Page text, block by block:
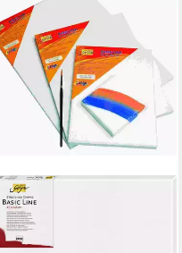
KREUL
Leinwand Kreul Keilrahmen
Solo Goya Basic Line 40 x 40